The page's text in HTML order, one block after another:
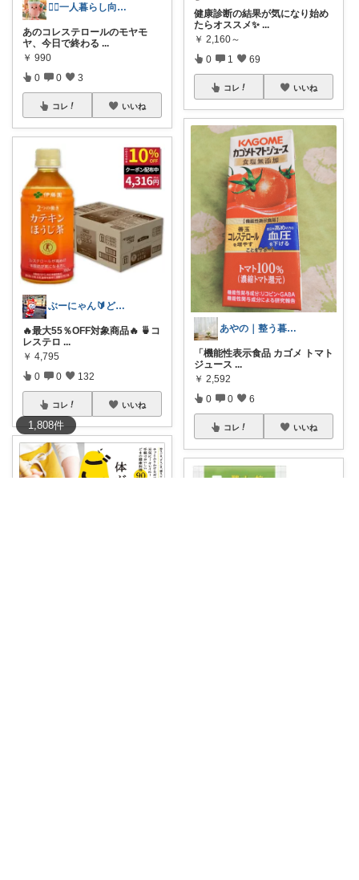
1,808件
🏃‍♀️一人暮らし向け｜ダイエット
あのコレステロールのモヤモ
ヤ、今日で終わる ...
￥ 990
0 0 3
コレ いいね
ぶーにゃん🔰どうしたら売れるかな😭
🔥最大55％OFF対象商品🔥 🍵コ
レステロ ...
￥ 4,795
0 0 132
コレ いいね
健康診断の結果が気になり始め
たらオススメ✨ ...
￥ 2,160～
0 1 69
コレ いいね
あやの｜整う暮らしROOM
「機能性表示食品 カゴメ トマト
ジュース ...
￥ 2,592
0 0 6
コレ いいね